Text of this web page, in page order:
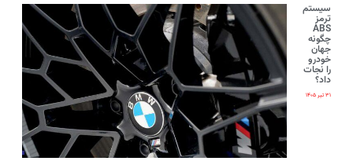
سیستم
ترمز
ABS
چگونه
جهان
خودرو
را نجات
داد؟
۳۱ تیر ۱۴۰۵